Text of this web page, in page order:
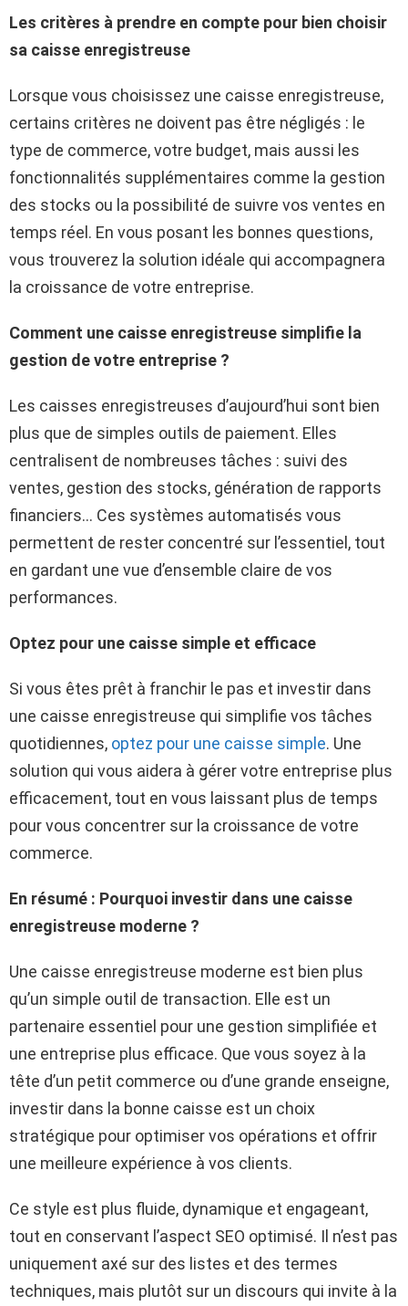
Les critères à prendre en compte pour bien choisir
sa caisse enregistreuse
Lorsque vous choisissez une caisse enregistreuse,
certains critères ne doivent pas être négligés : le
type de commerce, votre budget, mais aussi les
fonctionnalités supplémentaires comme la gestion
des stocks ou la possibilité de suivre vos ventes en
temps réel. En vous posant les bonnes questions,
vous trouverez la solution idéale qui accompagnera
la croissance de votre entreprise.
Comment une caisse enregistreuse simplifie la
gestion de votre entreprise ?
Les caisses enregistreuses d’aujourd’hui sont bien
plus que de simples outils de paiement. Elles
centralisent de nombreuses tâches : suivi des
ventes, gestion des stocks, génération de rapports
financiers… Ces systèmes automatisés vous
permettent de rester concentré sur l’essentiel, tout
en gardant une vue d’ensemble claire de vos
performances.
Optez pour une caisse simple et efficace
Si vous êtes prêt à franchir le pas et investir dans
une caisse enregistreuse qui simplifie vos tâches
quotidiennes, optez pour une caisse simple. Une
solution qui vous aidera à gérer votre entreprise plus
efficacement, tout en vous laissant plus de temps
pour vous concentrer sur la croissance de votre
commerce.
En résumé : Pourquoi investir dans une caisse
enregistreuse moderne ?
Une caisse enregistreuse moderne est bien plus
qu’un simple outil de transaction. Elle est un
partenaire essentiel pour une gestion simplifiée et
une entreprise plus efficace. Que vous soyez à la
tête d’un petit commerce ou d’une grande enseigne,
investir dans la bonne caisse est un choix
stratégique pour optimiser vos opérations et offrir
une meilleure expérience à vos clients.
Ce style est plus fluide, dynamique et engageant,
tout en conservant l’aspect SEO optimisé. Il n’est pas
uniquement axé sur des listes et des termes
techniques, mais plutôt sur un discours qui invite à la